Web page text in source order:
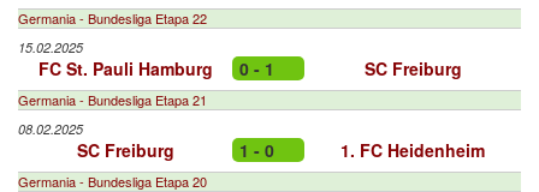
Germania - Bundesliga Etapa 22
15.02.2025
FC St. Pauli Hamburg 0 - 1 SC Freiburg
Germania - Bundesliga Etapa 21
08.02.2025
SC Freiburg 1 - 0 1. FC Heidenheim
Germania - Bundesliga Etapa 20